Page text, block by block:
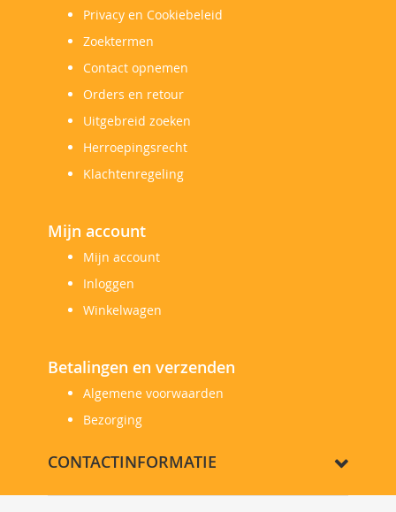
Privacy en Cookiebeleid
Zoektermen
Contact opnemen
Orders en retour
Uitgebreid zoeken
Herroepingsrecht
Klachtenregeling
Mijn account
Mijn account
Inloggen
Winkelwagen
Betalingen en verzenden
Algemene voorwaarden
Bezorging
CONTACTINFORMATIE